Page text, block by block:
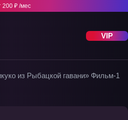
200 ₽ /мес
VIP
из Рыбацкой гавани» Фильм-1